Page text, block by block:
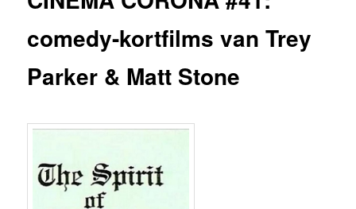
comedy-kortfilms van Trey
Parker & Matt Stone